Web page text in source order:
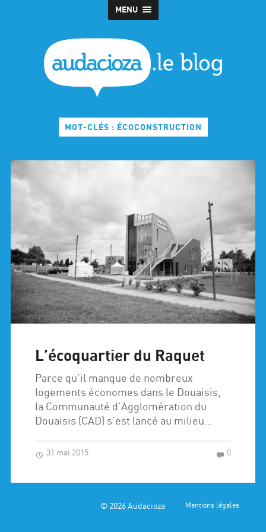
MENU
MOT-CLÉS : ÉCOCONSTRUCTION
L’écoquartier du Raquet
Parce qu’il manque de nombreux
logements économes dans le Douaisis,
la Communauté d’Agglomération du
Douaisis (CAD) s’est lancé au milieu…
31 mai 2015 0
© 2026Audacioza Mentions légales